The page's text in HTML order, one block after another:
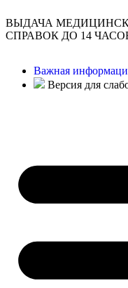
ВЫДАЧА
СПРАВОК ДО 14
Важная
Версия для